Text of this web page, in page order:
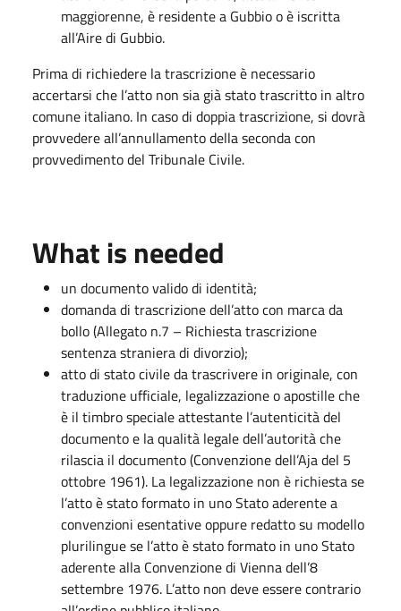
maggiorenne, è residente a Gubbio o è iscritta
all’Aire di Gubbio.
Prima di richiedere la trascrizione è necessario
accertarsi che l’atto non sia già stato trascritto in altro
comune italiano. In caso di doppia trascrizione, si dovrà
provvedere all’annullamento della seconda con
provvedimento del Tribunale Civile.
What is needed
un documento valido di identità;
domanda di trascrizione dell’atto con marca da
bollo (Allegato n.7 – Richiesta trascrizione
sentenza straniera di divorzio);
atto di stato civile da trascrivere in originale, con
traduzione ufficiale, legalizzazione o apostille che
è il timbro speciale attestante l’autenticità del
documento e la qualità legale dell’autorità che
rilascia il documento (Convenzione dell’Aja del 5
ottobre 1961). La legalizzazione non è richiesta se
l’atto è stato formato in uno Stato aderente a
convenzioni esentative oppure redatto su modello
plurilingue se l’atto è stato formato in uno Stato
aderente alla Convenzione di Vienna dell’8
settembre 1976. L’atto non deve essere contrario